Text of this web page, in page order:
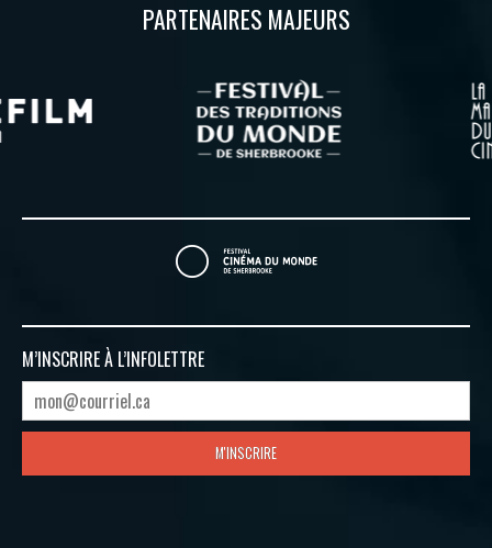
PARTENAIRES MAJEURS
M’INSCRIRE À L’INFOLETTRE
M'INSCRIRE